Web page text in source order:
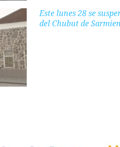
Este lunes 28 se
del Chubut de